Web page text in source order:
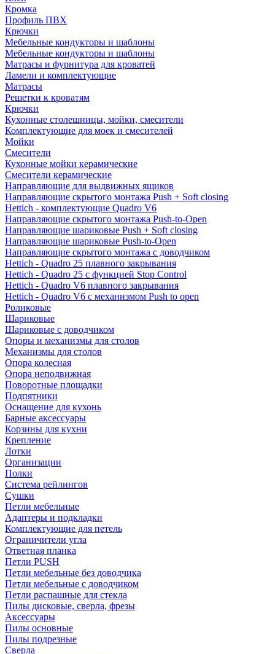
Кромка
Профиль ПВХ
Крючки
Мебельные кондукторы и шаблоны
Мебельные кондукторы и шаблоны
Матрасы и фурнитура для кроватей
Ламели и комплектующие
Матрасы
Решетки к кроватям
Крючки
Кухонные столешницы, мойки, смесители
Комплектующие для моек и смесителей
Мойки
Смесители
Кухонные мойки керамические
Смесители керамические
Направляющие для выдвижных ящиков
Направляющие скрытого монтажа Push + Soft closing
Hettich - комплектующие Quadro V6
Направляющие скрытого монтажа Push-to-Open
Направляющие шариковые Push + Soft closing
Направляющие шариковые Push-to-Open
Направляющие скрытого монтажа с доводчиком
Hettich - Quadro 25 плавного закрывания
Hettich - Quadro 25 с функцией Stop Control
Hettich - Quadro V6 плавного закрывания
Hettich - Quadro V6 с механизмом Push to open
Роликовые
Шариковые
Шариковые с доводчиком
Опоры и механизмы для столов
Механизмы для столов
Опора колесная
Опора неподвижная
Поворотные площадки
Подпятники
Оснащение для кухонь
Барные аксессуары
Корзины для кухни
Крепление
Лотки
Организации
Полки
Система рейлингов
Сушки
Петли мебельные
Адаптеры и подкладки
Комплектующие для петель
Ограничители угла
Ответная планка
Петли PUSH
Петли мебельные без доводчика
Петли мебельные с доводчиком
Петли распашные для стекла
Пилы дисковые, сверла, фрезы
Аксессуары
Пилы основные
Пилы подрезные
Сверла